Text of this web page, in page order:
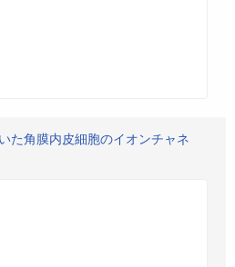
た角膜内皮細胞のイオンチャネ